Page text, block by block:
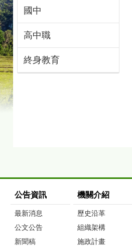
國中
高中職
終身教育
公告資訊
最新消息
公文公告
新聞稿
機關介紹
歷史沿革
組織架構
施政計畫